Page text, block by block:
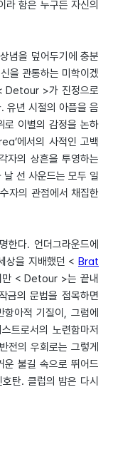
라 함은 누구든 자신의
념을 덮어두기에 충분
을 관통하는 미학이겠
Detour >가 진정으로
유년 시절의 아픔을 음
로 이별의 감정을 논하
에서의 사적인 고백
자의 상흔을 투영하는
선 사운드는 모두 일
자의 관점에서 채집한
한다. 언더그라운드에
상을 지배했던 < Brat
만 < Detour >는 끝내
금의 문법을 접목하면
아적 기질이, 그럼에
트로서의 노련함마저
전의 우회로는 그렇게
운 불길 속으로 뛰어드
탄. 클럽의 밤은 다시